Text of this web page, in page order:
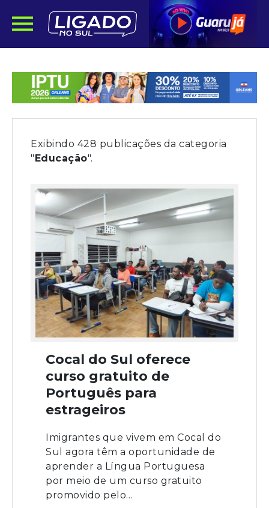
Exibindo 428 publicações da categoria
"Educação".
Cocal do Sul oferece
curso gratuito de
Português para
estrageiros
Imigrantes que vivem em Cocal do
Sul agora têm a oportunidade de
aprender a Língua Portuguesa
por meio de um curso gratuito
promovido pelo...